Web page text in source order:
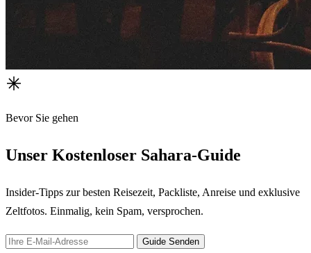
Bevor Sie gehen
Unser Kostenloser Sahara-Guide
Insider-Tipps zur besten Reisezeit, Packliste, Anreise und exklusive
Zeltfotos. Einmalig, kein Spam, versprochen.
Guide Senden